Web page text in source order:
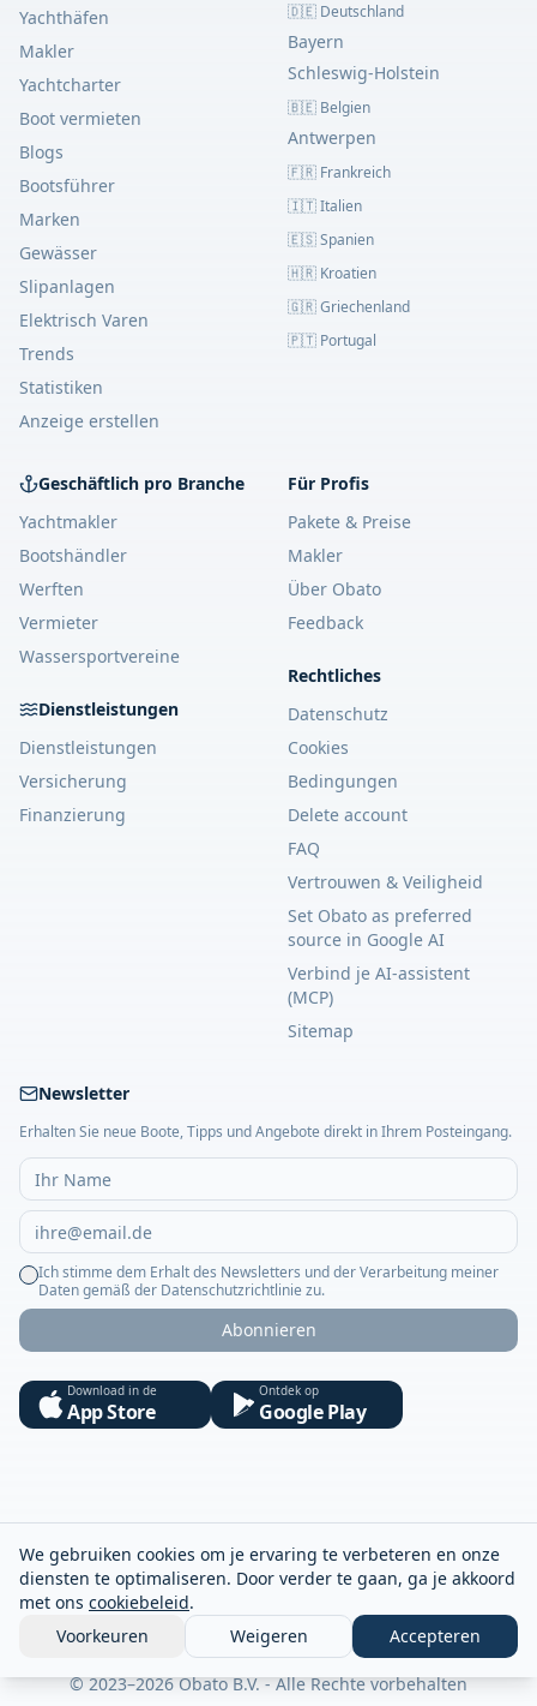
We gebruiken cookies om je ervaring te verbeteren en onze
diensten te optimaliseren. Door verder te gaan, ga je akkoord
met ons cookiebeleid.
Voorkeuren
Weigeren Accepteren
Yachthäfen
Makler
Yachtcharter
Boot vermieten
Blogs
Bootsführer
Marken
Gewässer
Slipanlagen
Elektrisch Varen
Trends
Statistiken
Anzeige erstellen
🇩🇪 Deutschland
Bayern
Schleswig-Holstein
🇧🇪 Belgien
Antwerpen
🇫🇷 Frankreich
🇮🇹 Italien
🇪🇸 Spanien
🇭🇷 Kroatien
🇬🇷 Griechenland
🇵🇹 Portugal
Geschäftlich pro Branche
Yachtmakler
Bootshändler
Werften
Vermieter
Wassersportvereine
Dienstleistungen
Dienstleistungen
Versicherung
Finanzierung
Für Profis
Pakete & Preise
Makler
Über Obato
Feedback
Rechtliches
Datenschutz
Cookies
Bedingungen
Delete account
FAQ
Vertrouwen & Veiligheid
Set Obato as preferred
source in Google AI
Verbind je AI-assistent
(MCP)
Sitemap
Newsletter
Erhalten Sie neue Boote, Tipps und Angebote direkt in Ihrem Posteingang.
Ich stimme dem Erhalt des Newsletters und der Verarbeitung meiner
Daten gemäß der Datenschutzrichtlinie zu.
Abonnieren
Download in de
App Store
Ontdek op
Google Play
© 2023–2026 Obato B.V. - Alle Rechte vorbehalten